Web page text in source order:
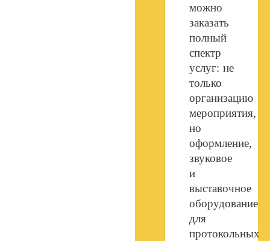
можно
заказать
полный
спектр
услуг: не
только
организацию
мероприятия,
но
оформление,
звуковое
и
выставочное
оборудование
для
протокольных